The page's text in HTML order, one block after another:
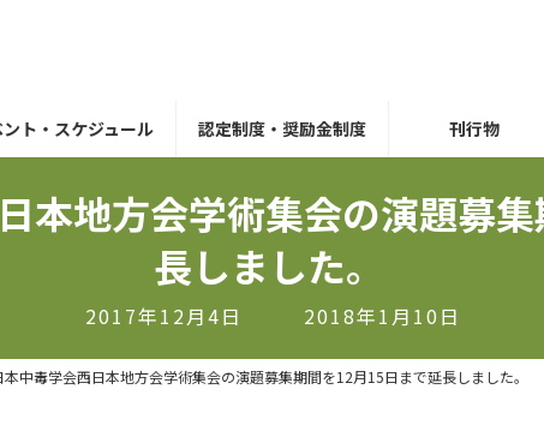
ト・スケジュール 認定制度・奨励金制度 刊行物
本地方会学術集会の演題募
長しました。
2017年12月4日
最
更
2018年1月10日
中毒学会西日本地方会学術集会の演題募集期間を12月15日まで延長しました。